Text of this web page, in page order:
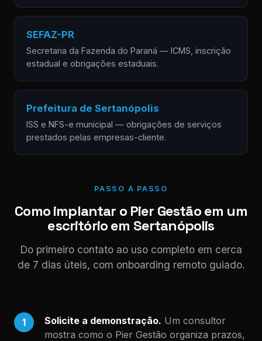
SEFAZ-PR
Secretaria da Fazenda do Paraná — ICMS, inscrição
estadual e obrigações estaduais.
Prefeitura de Sertanópolis
ISS e NFS-e municipal — obrigações de serviços
prestados pelas empresas-cliente.
PASSO A PASSO
Como implantar o Pier Gestão em um
escritório em Sertanópolis
Do primeiro contato ao uso completo em cerca
de 7 dias úteis, com onboarding remoto guiado.
1 Solicite a demonstração. Um consultor
mostra como o Pier Gestão organiza prazos,